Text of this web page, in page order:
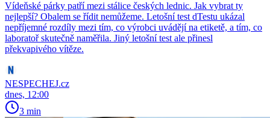
Vídeňské párky patří mezi stálice českých lednic. Jak vybrat ty
nejlepší? Obalem se řídit nemůžeme. Letošní test dTestu ukázal
nepříjemné rozdíly mezi tím, co výrobci uvádějí na etiketě, a tím, co
laboratoř skutečně naměřila. Jiný letošní test ale přinesl
překvapivého vítěze.
NESPECHEJ.cz
dnes, 12:00
3 min